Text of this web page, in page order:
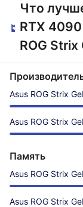
Что
RTX
ROG
Asus ROG Strix
Asus ROG Strix
Память
Asus ROG Strix
Asus ROG Strix